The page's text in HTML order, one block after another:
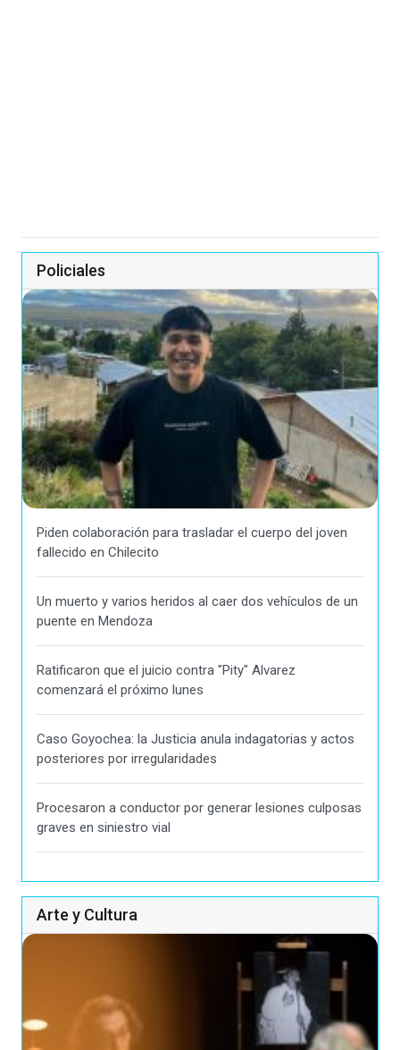
Policiales
Piden colaboración para trasladar el cuerpo del joven
fallecido en Chilecito
Un muerto y varios heridos al caer dos vehículos de un
puente en Mendoza
Ratificaron que el juicio contra "Pity" Alvarez
comenzará el próximo lunes
Caso Goyochea: la Justicia anula indagatorias y actos
posteriores por irregularidades
Procesaron a conductor por generar lesiones culposas
graves en siniestro vial
Arte y Cultura